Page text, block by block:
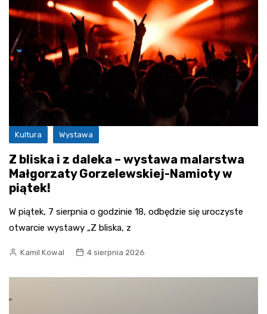
Kultura Wystawa
Z bliska i z daleka – wystawa malarstwa
Małgorzaty Gorzelewskiej-Namioty w
piątek!
W piątek, 7 sierpnia o godzinie 18, odbędzie się uroczyste
otwarcie wystawy „Z bliska, z
Kamil Kowal 4 sierpnia 2026